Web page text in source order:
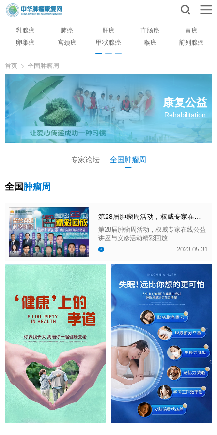
乳腺癌 肺癌 肝癌 直肠癌
胃癌
卵巢癌
宫颈癌 甲状腺癌 喉癌 前列腺癌
首页 全国肿瘤周
康复公益
Rehabilitation
专家论坛 全国肿瘤周
全国肿瘤周
第28届肿瘤周活动，权威专家在线公益讲座与义诊活动精彩回放
第28届肿瘤周活动，权威专家在线公益
讲座与义诊活动精彩回放
2023-05-31